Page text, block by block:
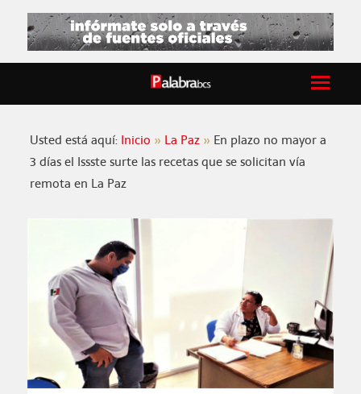
Usted está aquí: Inicio La Paz
En plazo no mayor a
3 días el Issste surte las recetas que se solicitan vía
remota en La Paz